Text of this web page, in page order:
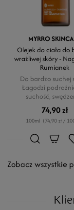
MYRRO
Olejek do ciała do
wrażliwej skóry -
Rumianek
Do bardzo suchej
Łagodzi
suchość,
74,90 zł
100ml (74,90 zł /
Zobacz wszystkie